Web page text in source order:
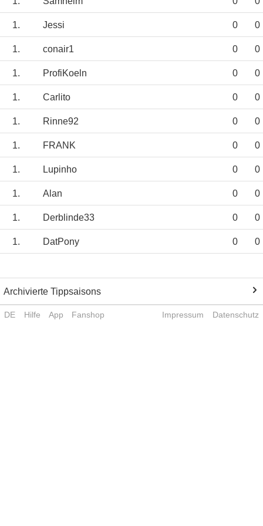
1. Jessi 0 0
1. conair1 0 0
1. ProfiKoeln 0 0
1. Carlito 0 0
1. Rinne92 0 0
1. FRANK 0 0
1. Lupinho 0 0
1. Alan 0 0
1. Derblinde33 0 0
1. DatPony 0 0
Archivierte Tippsaisons
DE Hilfe App Fanshop Impressum Datenschutz